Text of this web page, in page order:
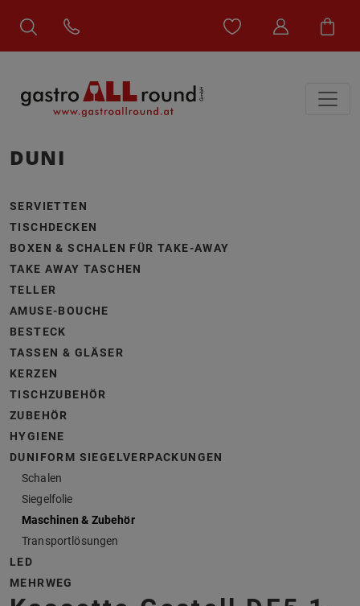
DUNI
SERVIETTEN
TISCHDECKEN
BOXEN & SCHALEN FÜR TAKE-AWAY
TAKE AWAY TASCHEN
TELLER
AMUSE-BOUCHE
BESTECK
TASSEN & GLÄSER
KERZEN
TISCHZUBEHÖR
ZUBEHÖR
HYGIENE
DUNIFORM SIEGELVERPACKUNGEN
Schalen
Siegelfolie
Maschinen & Zubehör
Transportlösungen
LED
MEHRWEG